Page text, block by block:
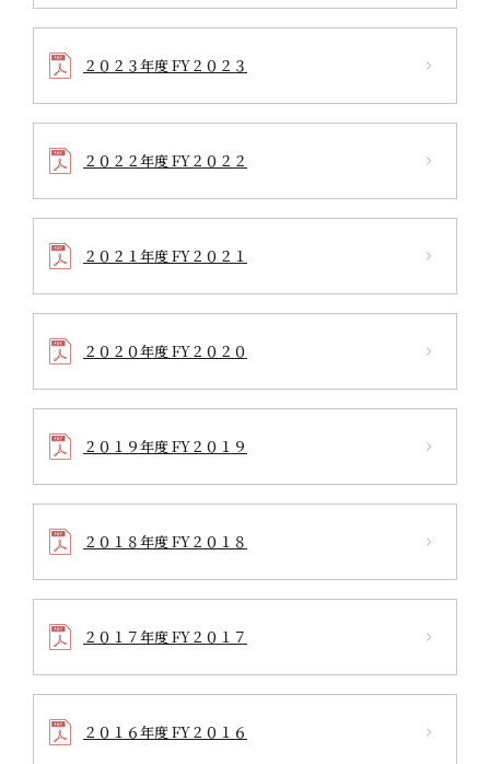
２０２３年度 FY２０２３
２０２２年度 FY２０２２
２０２１年度 FY２０２１
２０２０年度 FY２０２０
２０１９年度 FY２０１９
２０１８年度 FY２０１８
２０１７年度 FY２０１７
２０１６年度 FY２０１６